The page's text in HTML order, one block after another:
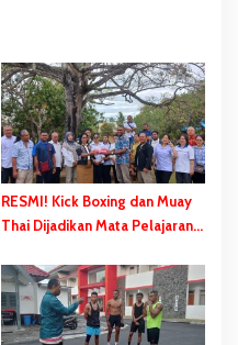
RESMI! Kick Boxing dan Muay
Thai Dijadikan Mata Pelajaran
Antonius Merauke